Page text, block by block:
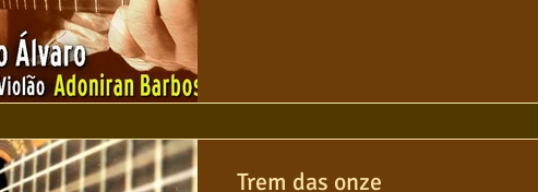
Violão instumental Católicas
Conhecimento musical Violão Solo Poesia Pop Internacional
Trem das onze